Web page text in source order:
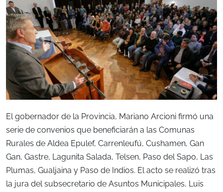
El gobernador de la Provincia, Mariano Arcioni firmó una
serie de convenios que beneficiarán a las Comunas
Rurales de Aldea Epulef, Carrenleufú, Cushamen, Gan
Gan, Gastre, Lagunita Salada, Telsen, Paso del Sapo, Las
Plumas, Gualjaina y Paso de Indios. El acto se realizó tras
la jura del subsecretario de Asuntos Municipales, Luis